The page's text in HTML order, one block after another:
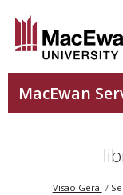
Visão Geral